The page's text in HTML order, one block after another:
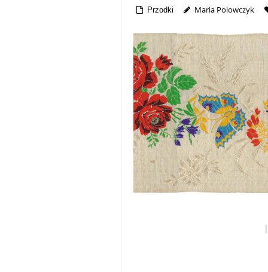
Przodki Maria Polowczyk